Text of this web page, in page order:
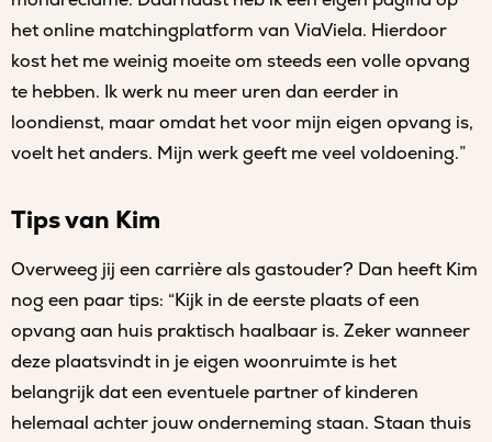
het online matchingplatform van ViaViela. Hierdoor
kost het me weinig moeite om steeds een volle opvang
te hebben. Ik werk nu meer uren dan eerder in
loondienst, maar omdat het voor mijn eigen opvang is,
voelt het anders. Mijn werk geeft me veel voldoening.”
Tips van Kim
Overweeg jij een carrière als gastouder? Dan heeft Kim
nog een paar tips: “Kijk in de eerste plaats of een
opvang aan huis praktisch haalbaar is. Zeker wanneer
deze plaatsvindt in je eigen woonruimte is het
belangrijk dat een eventuele partner of kinderen
helemaal achter jouw onderneming staan. Staan thuis